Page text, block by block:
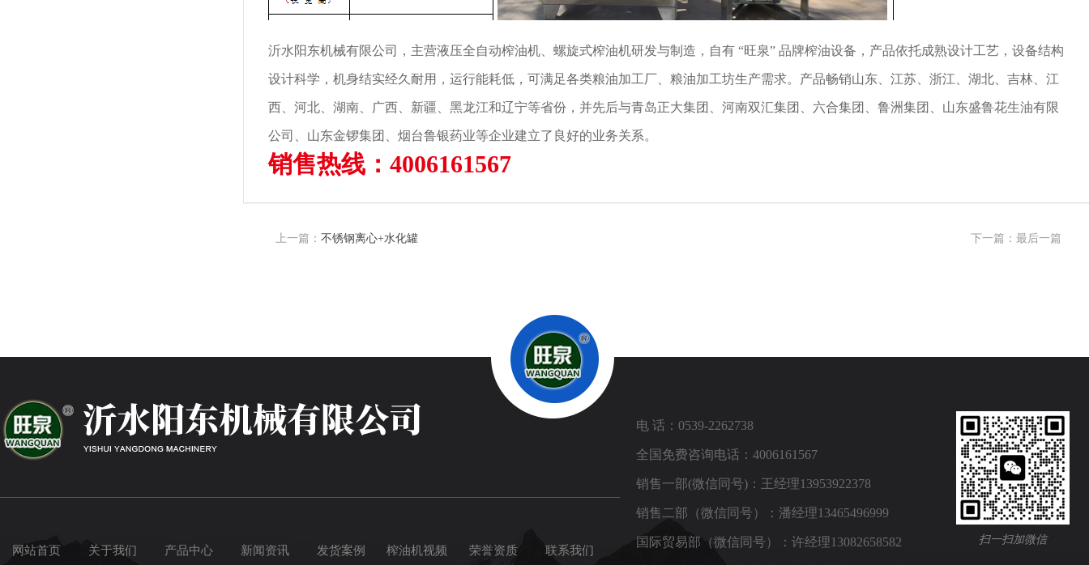
沂水阳东机械有限公司，主营液压全自动榨油机、螺旋式榨油机研发与制造，自有 “旺泉” 品牌榨油设备，产品依托成熟设计工艺，设备结构
设计科学，机身结实经久耐用，运行能耗低，可满足各类粮油加工厂、粮油加工坊生产需求。产品畅销山东、江苏、浙江、湖北、吉林、江
西、河北、湖南、广西、新疆、黑龙江和辽宁等省份，并先后与青岛正大集团、河南双汇集团、六合集团、鲁洲集团、山东盛鲁花生油有限
公司、山东金锣集团、烟台鲁银药业等企业建立了良好的业务关系。
销售热线：4006161567
上一篇： 不锈钢离心+水化罐 下一篇： 最后一篇
网站首页 关于我们 产品中心 新闻资讯 发货案例 榨油机视频 荣誉资质 联系我们
电 话：0539-2262738
全国免费咨询电话：4006161567
销售一部(微信同号)：王经理13953922378
销售二部（微信同号）：潘经理13465496999
国际贸易部（微信同号）：许经理13082658582 扫一扫加微信